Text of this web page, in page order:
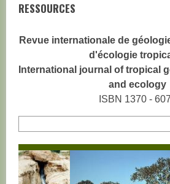
RESSOURCES
Revue internationale de
d'écologie
International journal of tropical
and ecology
ISBN 1370 -